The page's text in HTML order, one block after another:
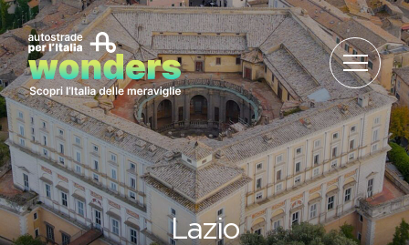
Salta al contenuto
Lazio